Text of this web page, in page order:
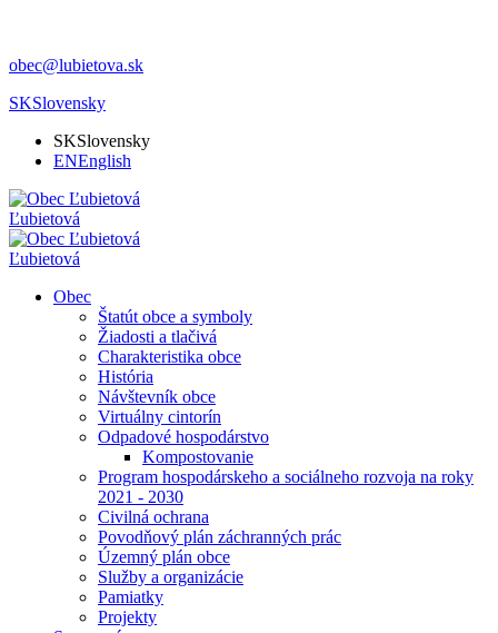
obec@lubietova.sk
SKSlovensky
SKSlovensky
ENEnglish
Ľubietová
Ľubietová
Obec
Štatút obce a symboly
Žiadosti a tlačivá
Charakteristika obce
História
Návštevník obce
Virtuálny cintorín
Odpadové hospodárstvo
Kompostovanie
Program hospodárskeho a sociálneho rozvoja na roky
2021 - 2030
Civilná ochrana
Povodňový plán záchranných prác
Územný plán obce
Služby a organizácie
Pamiatky
Projekty